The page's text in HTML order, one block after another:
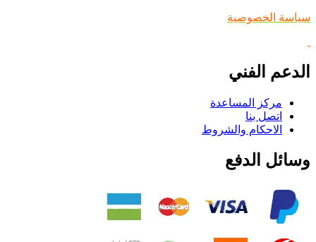
سياسة الخصوصية
الدعم الفني
مركز المساعدة
اتصل بنا
الاحكام والشروط
وسائل الدفع